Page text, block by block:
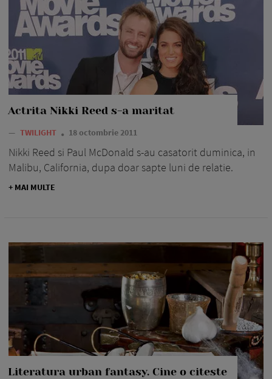
Actrita Nikki Reed s-a maritat
— TWILIGHT 18 octombrie 2011
Nikki Reed si Paul McDonald s-au casatorit duminica, in
Malibu, California, dupa doar sapte luni de relatie.
+ MAI MULTE
Literatura urban fantasy. Cine o citeste